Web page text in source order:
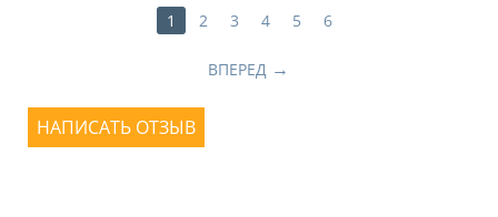
1 2 3 4 5 6
ВПЕРЕД
НАПИСАТЬ ОТЗЫВ